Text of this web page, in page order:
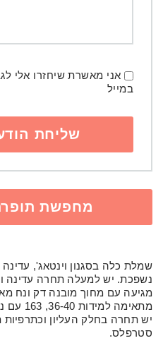
אני מאשרת שיחזרו אלי
במייל
מחפשת
שמלת כלה בסגנון וינטאג',
נשפכת. יש למעלה תחרה עדינה
מגיעה עם מחוך מובנה דק ונח
מתאימה למידות 36-40, 163 עם נעלי עקב של 5 ס"מ.
יש תחרה בחלק העליון
סטרפלס.